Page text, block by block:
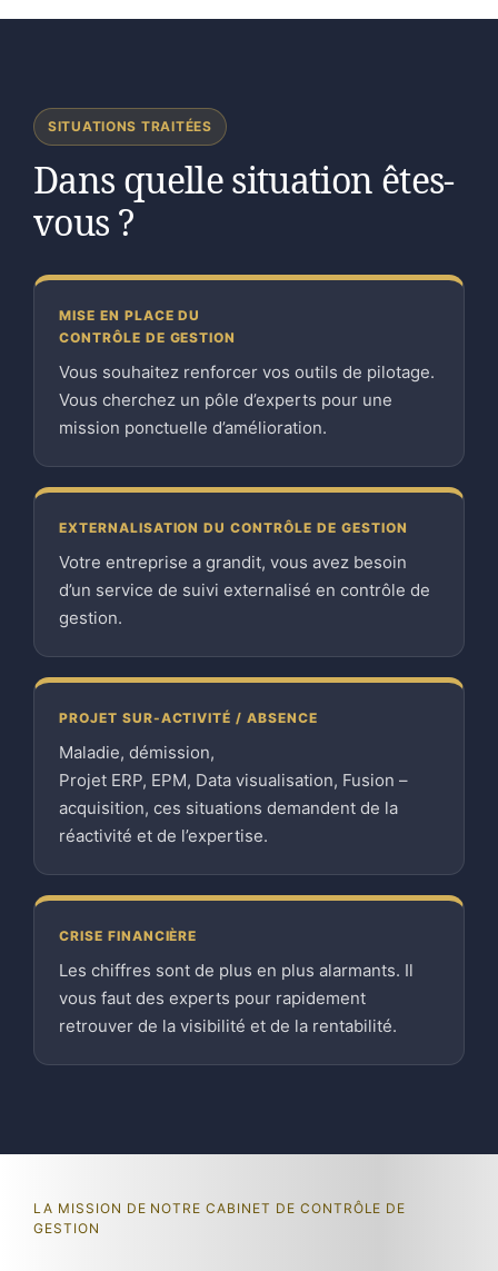
SITUATIONS TRAITÉES
Dans quelle situation êtes-
vous ?
MISE EN PLACE DU
CONTRÔLE DE GESTION
Vous souhaitez renforcer vos outils de pilotage.
Vous cherchez un pôle d’experts pour une
mission ponctuelle d’amélioration.
EXTERNALISATION DU CONTRÔLE DE GESTION
Votre entreprise a grandit, vous avez besoin
d’un service de suivi externalisé en contrôle de
gestion.
PROJET SUR-ACTIVITÉ / ABSENCE
Maladie, démission,
Projet ERP, EPM, Data visualisation, Fusion –
acquisition, ces situations demandent de la
réactivité et de l’expertise.
CRISE FINANCIÈRE
Les chiffres sont de plus en plus alarmants. Il
vous faut des experts pour rapidement
retrouver de la visibilité et de la rentabilité.
LA MISSION DE NOTRE CABINET DE CONTRÔLE DE
GESTION